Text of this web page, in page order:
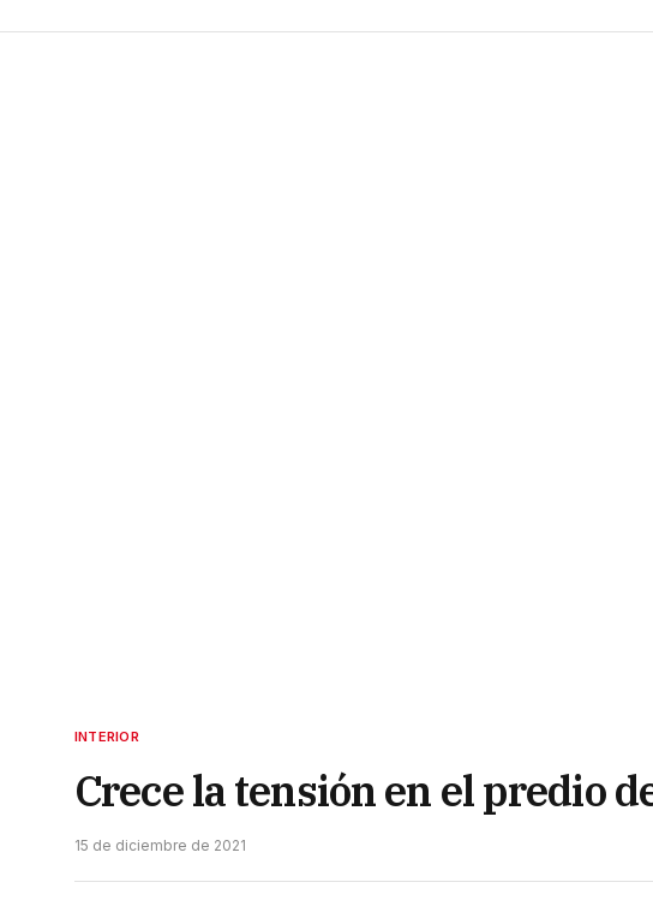
INTERIOR
Crece la tensión en el predio
15 de diciembre de 2021